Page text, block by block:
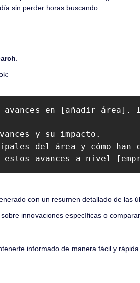
sin perder horas buscando.
.
avances en [añadir
y su impacto.
del área y cómo han
estos avances a
con un resumen detallado de las
innovaciones específicas o
informado de manera fácil y